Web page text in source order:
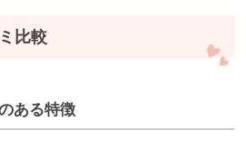
比較
ある特徴